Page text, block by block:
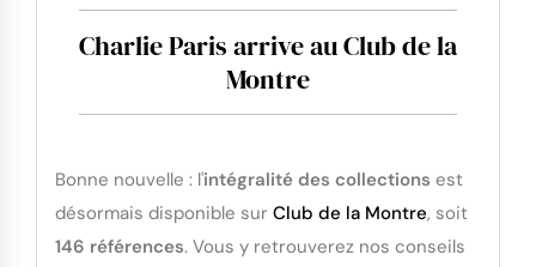
Charlie Paris arrive au Club de la
Montre
Bonne nouvelle : l'intégralité des collections est
désormais disponible sur Club de la Montre, soit
146 références. Vous y retrouverez nos conseils